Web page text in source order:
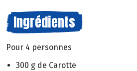
Ingrédients
Pour 4 personnes
300 g de Carotte